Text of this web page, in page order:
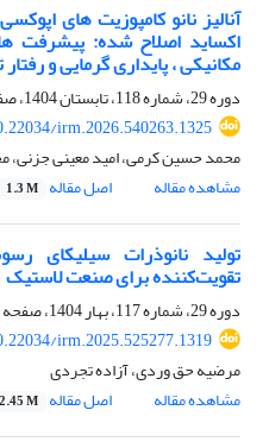
آنالیز نانو کامپوزیت های
اکساید اصلاح شده: پیشرفت
مکانیکی ، پایداری گرمایی و
دوره 29، شماره 118، تابستان 1404، صفحه
irm.2026.540263.1325
محمد حسین کرمی، امید معینی جزنی،
مشاهده مقاله
اصل مقاله 1.3 M
تولید نانوذرات سیلیکای
تقویت‌کننده برای صنعت لاستیک
دوره 29، شماره 117، بهار 1404، صفحه
irm.2025.525277.1319
مرضیه حق وردی، آزاده تجردی
مشاهده مقاله
اصل مقاله 2.45 M